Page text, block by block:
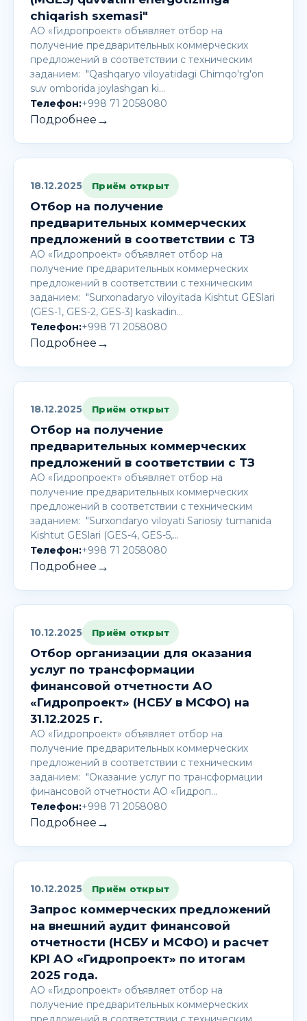
chiqarish sxemasi"
АО «Гидропроект» объявляет отбор на
получение предварительных коммерческих
предложений в соответствии с техническим
заданием: "Qashqaryo viloyatidagi Chimqo'rg'on
suv omborida joylashgan ki…
Телефон:+998 71 2058080
Подробнее →
18.12.2025 Приём открыт
Отбор на получение
предварительных коммерческих
предложений в соответствии с ТЗ
АО «Гидропроект» объявляет отбор на
получение предварительных коммерческих
предложений в соответствии с техническим
заданием: "Surxonadaryo viloyitada Kishtut GESlari
(GES-1, GES-2, GES-3) kaskadin…
Телефон:+998 71 2058080
Подробнее →
18.12.2025 Приём открыт
Отбор на получение
предварительных коммерческих
предложений в соответствии с ТЗ
АО «Гидропроект» объявляет отбор на
получение предварительных коммерческих
предложений в соответствии с техническим
заданием: "Surxondaryo viloyati Sariosiy tumanida
Kishtut GESlari (GES-4, GES-5,…
Телефон:+998 71 2058080
Подробнее →
10.12.2025 Приём открыт
Отбор организации для оказания
услуг по трансформации
финансовой отчетности АО
«Гидропроект» (НСБУ в МСФО) на
31.12.2025 г.
АО «Гидропроект» объявляет отбор на
получение предварительных коммерческих
предложений в соответствии с техническим
заданием: "Оказание услуг по трансформации
финансовой отчетности АО «Гидроп…
Телефон:+998 71 2058080
Подробнее →
10.12.2025 Приём открыт
Запрос коммерческих предложений
на внешний аудит финансовой
отчетности (НСБУ и МСФО) и расчет
KPI АО «Гидропроект» по итогам
2025 года.
АО «Гидропроект» объявляет отбор на
получение предварительных коммерческих